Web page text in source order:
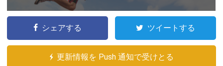
シェアする ツイートする
更新情報を Push 通知で受けとる